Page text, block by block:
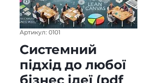
Артикул: 0101
Системний
підхід до любої
бізнес ідеї (pdf